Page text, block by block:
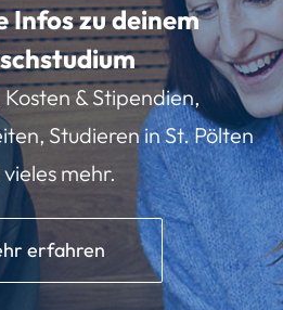
Infos zu deinem
& Stipendien,
Studieren in St. Pölten
mehr.
erfahren